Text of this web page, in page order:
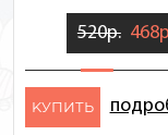
520р.
KУПИТЬ